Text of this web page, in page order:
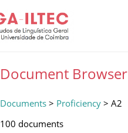
Document Browser
Documents > Proficiency > A2
100 documents